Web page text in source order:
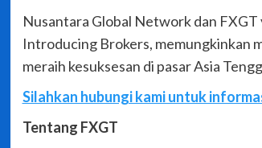
Nusantara Global Network dan FXGT
Introducing Brokers, memungkinkan
meraih kesuksesan di pasar Asia
Silahkan hubungi kami untuk
Tentang FXGT